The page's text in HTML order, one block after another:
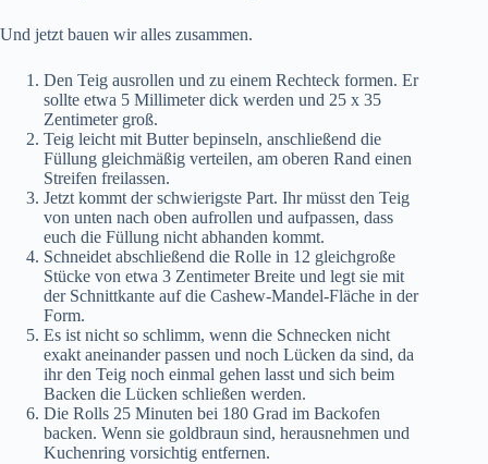
Und jetzt bauen wir alles zusammen.
Den Teig ausrollen und zu einem Rechteck formen. Er
sollte etwa 5 Millimeter dick werden und 25 x 35
Zentimeter groß.
Teig leicht mit Butter bepinseln, anschließend die
Füllung gleichmäßig verteilen, am oberen Rand einen
Streifen freilassen.
Jetzt kommt der schwierigste Part. Ihr müsst den Teig
von unten nach oben aufrollen und aufpassen, dass
euch die Füllung nicht abhanden kommt.
Schneidet abschließend die Rolle in 12 gleichgroße
Stücke von etwa 3 Zentimeter Breite und legt sie mit
der Schnittkante auf die Cashew-Mandel-Fläche in der
Form.
Es ist nicht so schlimm, wenn die Schnecken nicht
exakt aneinander passen und noch Lücken da sind, da
ihr den Teig noch einmal gehen lasst und sich beim
Backen die Lücken schließen werden.
Die Rolls 25 Minuten bei 180 Grad im Backofen
backen. Wenn sie goldbraun sind, herausnehmen und
Kuchenring vorsichtig entfernen.